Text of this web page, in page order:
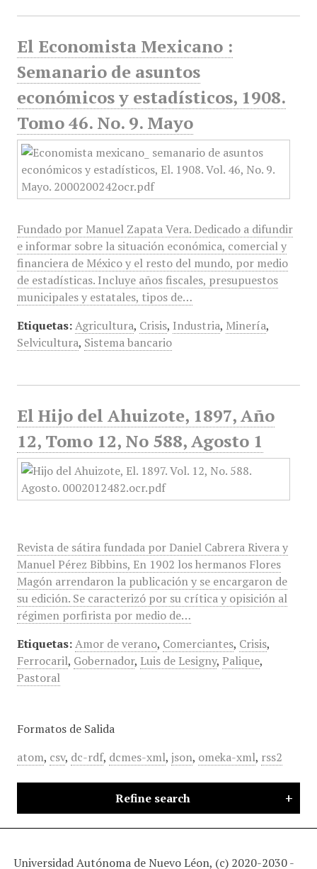
El Economista Mexicano :
Semanario de asuntos
económicos y estadísticos, 1908.
Tomo 46. No. 9. Mayo
Fundado por Manuel Zapata Vera. Dedicado a difundir
e informar sobre la situación económica, comercial y
financiera de México y el resto del mundo, por medio
de estadísticas. Incluye años fiscales, presupuestos
municipales y estatales, tipos de…
Etiquetas: Agricultura, Crisis, Industria, Minería,
Selvicultura, Sistema bancario
El Hijo del Ahuizote, 1897, Año
12, Tomo 12, No 588, Agosto 1
Revista de sátira fundada por Daniel Cabrera Rivera y
Manuel Pérez Bibbins, En 1902 los hermanos Flores
Magón arrendaron la publicación y se encargaron de
su edición. Se caracterizó por su crítica y opisición al
régimen porfirista por medio de…
Etiquetas: Amor de verano, Comerciantes, Crisis,
Ferrocaril, Gobernador, Luis de Lesigny, Palique,
Pastoral
Formatos de Salida
atom, csv, dc-rdf, dcmes-xml, json, omeka-xml, rss2
Refine search
Universidad Autónoma de Nuevo Léon, (c) 2020-2030 -